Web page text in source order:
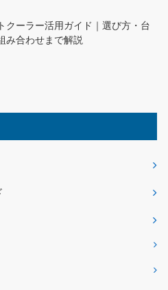
クーラー活用ガイド｜選び方・台
み合わせまで解説